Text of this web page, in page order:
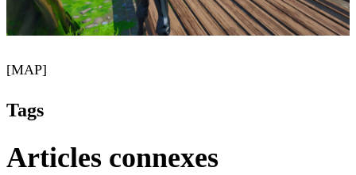
[MAP]
Tags
Articles connexes